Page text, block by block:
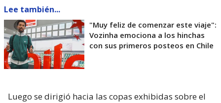
Lee también...
"Muy feliz de comenzar este viaje":
Vozinha emociona a los hinchas
con sus primeros posteos en Chile
Luego se dirigió hacia las copas exhibidas sobre el